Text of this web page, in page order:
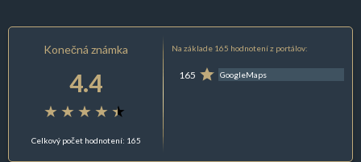
Konečná známka
4.4
Celkový počet hodnotení: 165
Na základe 165 hodnotení z portálov:
165 GoogleMaps